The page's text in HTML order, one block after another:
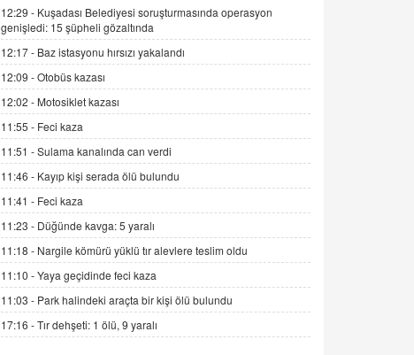
İNCİ GÜL AKÖL
Trump Keşke Adana'yı da Ziyaret Etse...
06.07.2026 13:00
ADEM AKÖL
Esed Destekçilerinin Yüzüne Vurulan
Şamar: Sednaya
11.12.2024 12:30
DR. EKREM ASLAN
Gerçek Ne, Algı Ne? "Beraber
Yürüyoruz" Cümlesinin Peşinden
19.07.2025 12:45
GÖNÜL MENEKŞE
Şifacının Yolu
04.11.2025 12:56
12:29 - Kuşadası Belediyesi soruşturmasında operasyon
genişledi: 15 şüpheli gözaltında
12:17 - Baz istasyonu hırsızı yakalandı
12:09 -Otobüs kazası
12:02 - Motosiklet kazası
11:55 - Feci kaza
11:51 -Sulama kanalında can verdi
11:46 - Kayıp kişi serada ölü bulundu
11:41 - Feci kaza
11:23 - Düğünde kavga: 5 yaralı
11:18 - Nargile kömürü yüklü tır alevlere teslim oldu
11:10 -Yaya geçidinde feci kaza
11:03 - Park halindeki araçta bir kişi ölü bulundu
17:16 -Tır dehşeti: 1 ölü, 9 yaralı